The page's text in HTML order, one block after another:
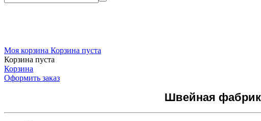
Моя корзина Корзина пуста
Корзина пуста
Корзина
Оформить заказ
Швейная